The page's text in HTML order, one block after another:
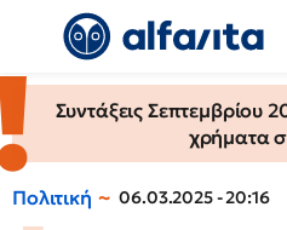
Συντάξεις Σεπτεμβρίου
χρήματα
Πολιτική 06.03.2025 - 20:16